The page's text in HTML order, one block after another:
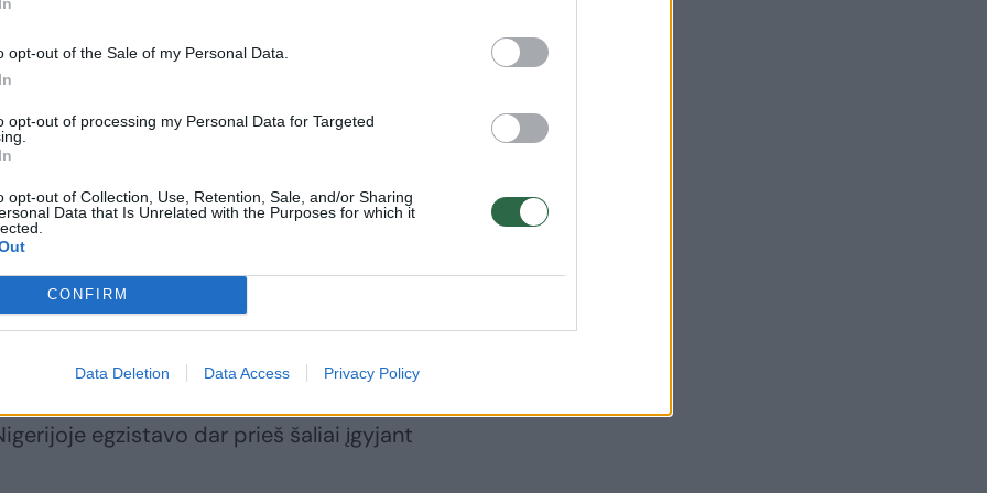
opt-out of the Sale of my Personal Data.
opt-out of processing my Personal Data for Targeted
opt-out of Collection, Use, Retention, Sale, and/or Sharing
Data that Is Unrelated with the Purposes for which it
CONFIRM
Data Deletion Data Access Privacy Policy
neteisėtai prisijungė didelius
socialinę nelygybę šalyje, nes
paprastus piliečius.
kartais yra kaltinamas 2010–2015 m.
Jonathanas ir jo administracija.
neprasidėjo tuo laikotarpiu ir
m. prezidentaujant
šaliai vadovaujančiam Bolai Tinubu.
šis prezidentas, bet korupcija drąsiai
kaip dabar.
egzistavo dar prieš šaliai įgyjant